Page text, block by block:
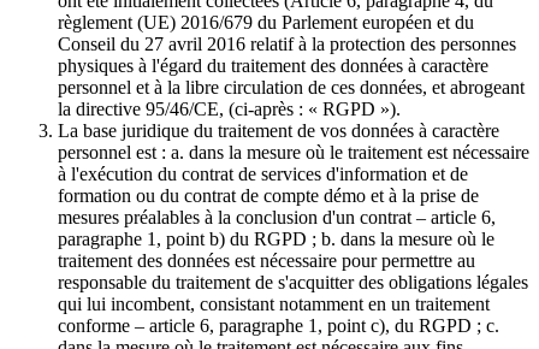
règlement (UE) 2016/679 du Parlement européen et du
Conseil du 27 avril 2016 relatif à la protection des personnes
physiques à l'égard du traitement des données à caractère
personnel et à la libre circulation de ces données, et abrogeant
la directive 95/46/CE, (ci-après : « RGPD »).
La base juridique du traitement de vos données à caractère
personnel est : a. dans la mesure où le traitement est nécessaire
à l'exécution du contrat de services d'information et de
formation ou du contrat de compte démo et à la prise de
mesures préalables à la conclusion d'un contrat – article 6,
paragraphe 1, point b) du RGPD ; b. dans la mesure où le
traitement des données est nécessaire pour permettre au
responsable du traitement de s'acquitter des obligations légales
qui lui incombent, consistant notamment en un traitement
conforme – article 6, paragraphe 1, point c), du RGPD ; c.